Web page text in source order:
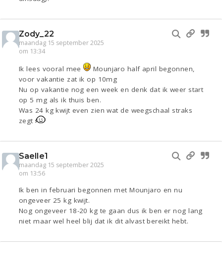
Zody_22
maandag 15 september 2025
om 13:34
Ik lees vooral mee
Mounjaro half april begonnen,
voor vakantie zat ik op 10mg
Nu op vakantie nog een week en denk dat ik weer start
op 5 mg als ik thuis ben.
Was 24 kg kwijt even zien wat de weegschaal straks
zegt
Saelle1
maandag 15 september 2025
om 13:56
Ik ben in februari begonnen met Mounjaro en nu
ongeveer 25 kg kwijt.
Nog ongeveer 18-20 kg te gaan dus ik ben er nog lang
niet maar wel heel blij dat ik dit alvast bereikt hebt.